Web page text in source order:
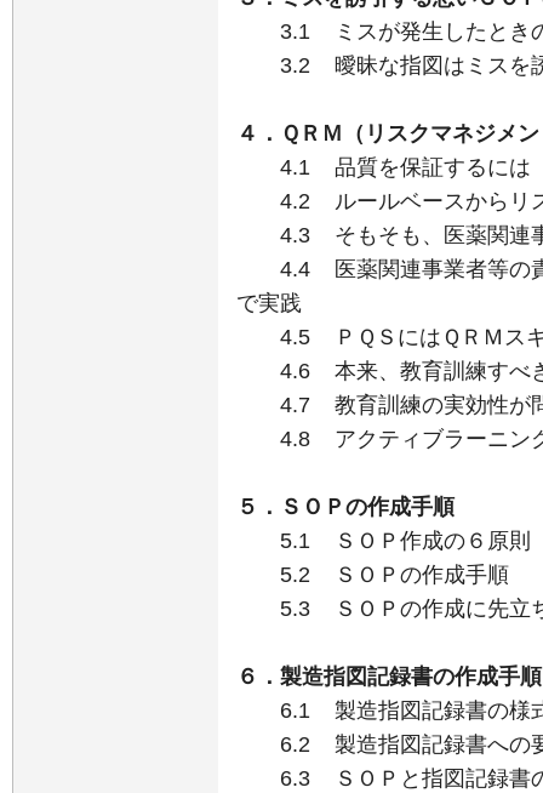
3.1 ミスが発生したとき
3.2 曖昧な指図はミスを
４．ＱＲＭ（リスクマネジメ
4.1 品質を保証するには
4.2 ルールベースからリス
4.3 そもそも、医薬関連事
4.4 医薬関連事業者等の責
で実践
4.5 ＰＱＳにはＱＲＭスキ
4.6 本来、教育訓練すべ
4.7 教育訓練の実効性が
4.8 アクティブラーニング
５．ＳＯＰの作成手順
5.1 ＳＯＰ作成の６原則
5.2 ＳＯＰの作成手順
5.3 ＳＯＰの作成に先立ち
６．製造指図記録書の作成手順
6.1 製造指図記録書の様
6.2 製造指図記録書への
6.3 ＳＯＰと指図記録書